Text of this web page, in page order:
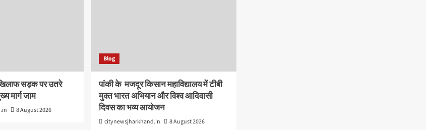
सड़क पर उतरे
मार्ग जाम
8 August 2026
Blog
पांकी के ​ मजदूर किसान महाविद्यालय में टीबी
मुक्त भारत अभियान और विश्व आदिवासी
दिवस का भव्य आयोजन
citynewsjharkhand.in 8 August 2026